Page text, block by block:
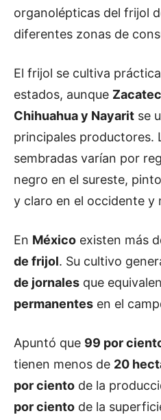
organolépticas del frijol
diferentes zonas de
El frijol se cultiva
estados, aunque
Chihuahua y Nayarit se
principales productores.
sembradas varían por
negro en el sureste,
y claro en el occidente y
En México existen más
de frijol. Su cultivo
de jornales que
permanentes en el
Apuntó que 99 por
tienen menos de 20
por ciento de la
por ciento de la